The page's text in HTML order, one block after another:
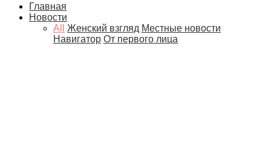
Главная
Новости
All
Женский взгляд Местные новости
Навигатор От первого лица